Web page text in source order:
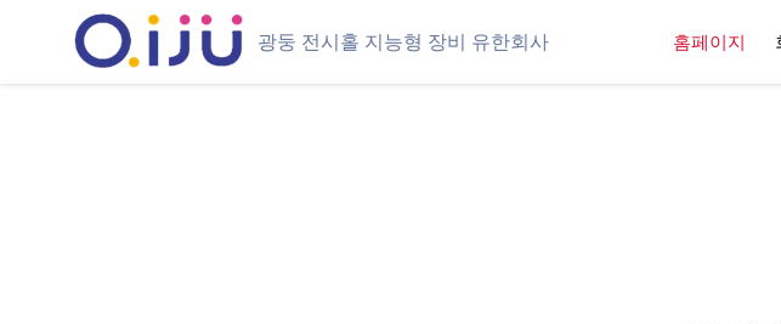
광둥 전시홀 지능형 장비 유한회사 홈페이지